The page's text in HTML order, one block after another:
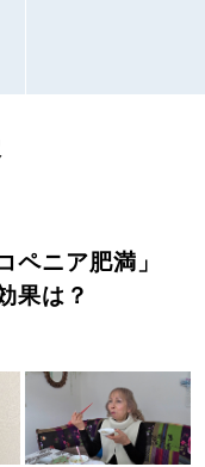
ペニア肥満」
果は？